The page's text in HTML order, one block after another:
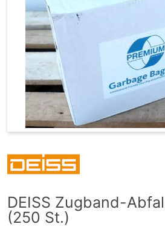
DEISS Zugband-
(250 St.)